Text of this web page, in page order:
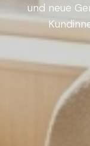
und neue